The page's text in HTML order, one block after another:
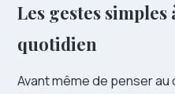
Les gestes
quotidien
Avant même de penser